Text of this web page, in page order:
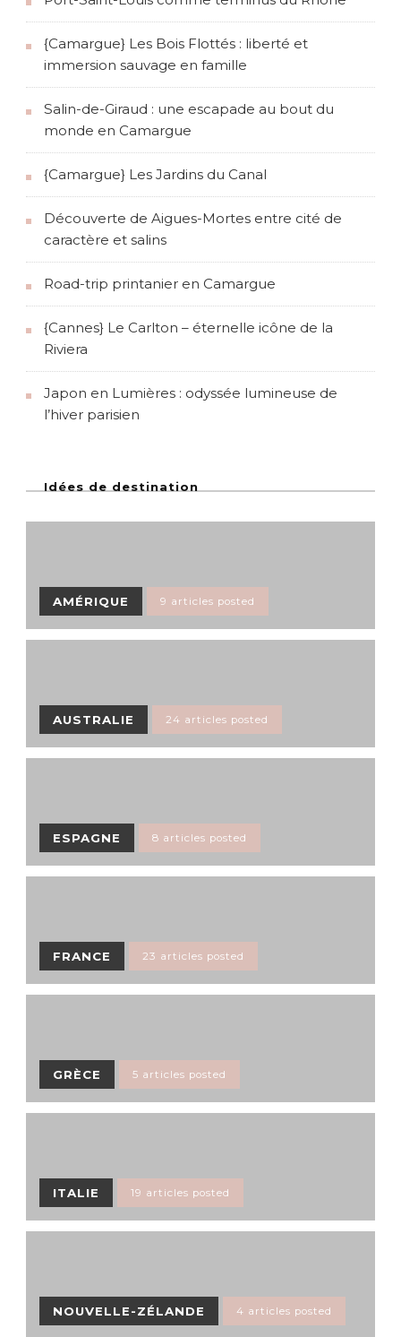
{Camargue} Les Bois Flottés : liberté et
immersion sauvage en famille
Salin-de-Giraud : une escapade au bout du
monde en Camargue
{Camargue} Les Jardins du Canal
Découverte de Aigues-Mortes entre cité de
caractère et salins
Road-trip printanier en Camargue
{Cannes} Le Carlton – éternelle icône de la
Riviera
Japon en Lumières : odyssée lumineuse de
l’hiver parisien
Idées de destination
AMÉRIQUE 9 articles posted
AUSTRALIE 24 articles posted
ESPAGNE 8 articles posted
FRANCE 23 articles posted
GRÈCE 5 articles posted
ITALIE 19 articles posted
NOUVELLE-ZÉLANDE 4 articles posted